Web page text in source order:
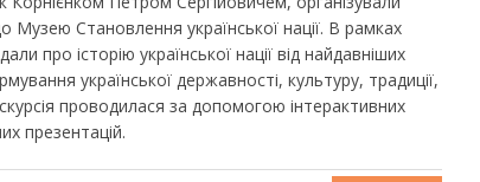
Музею Становлення української нації. В рамках
про історію української нації від найдавніших
української державності, культуру, традиції,
проводилася за допомогою інтерактивних
презентацій.